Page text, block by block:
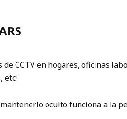
CCTV en hogares, oficinas
etc!
oculto funciona a la